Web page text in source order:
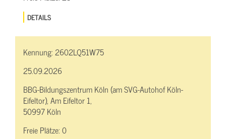
DETAILS
Kennung:2602LQ51W75
25.09.2026
BBG-Bildungszentrum Köln (am SVG-Autohof Köln-
Eifeltor), Am Eifeltor 1,
50997 Köln
Freie Plätze:0